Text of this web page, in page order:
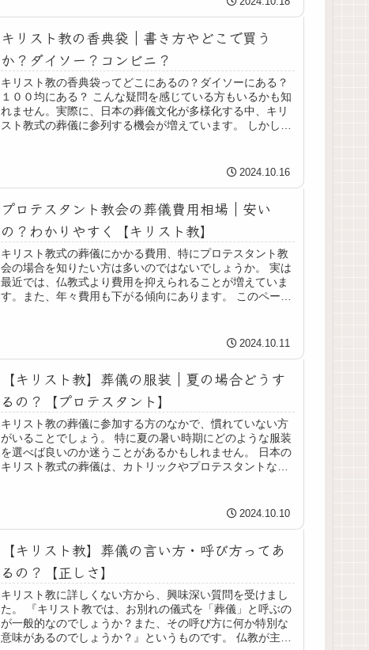
キリスト教の香典袋｜書き方やどこで買う
か？ダイソー？コンビニ？
キリスト教の香典袋ってどこにあるの？ダイソーにある？
１００均にある？ こんな疑問を感じている方もいるかも知
れません。実際に、日本の葬儀文化が多様化する中、キリ
スト教式の葬儀に参列する機会が増えています。 しかし、
2024.10.16
プロテスタント教会の葬儀費用相場｜安い
の？わかりやすく【キリスト教】
キリスト教式の葬儀にかかる費用、特にプロテスタント教
会の場合を知りたい方は多いのではないでしょうか。 実は
最近では、仏教式より費用を抑えられることが増えていま
す。また、年々費用も下がる傾向にあります。 このページ
2024.10.11
【キリスト教】葬儀の服装｜夏の場合どうす
るの？【プロテスタント】
キリスト教の葬儀に参加する方のなかで、慣れていない方
がいることでしょう。 特に夏の暑い時期にどのような服装
を選べば良いのか迷うことがあるかもしれません。 日本の
キリスト教式の葬儀は、カトリックやプロテスタントなど
2024.10.10
【キリスト教】葬儀の言い方・呼び方ってあ
るの？【正しさ】
キリスト教に詳しくない方から、興味深い質問を受けまし
た。 『キリスト教では、お別れの儀式を「葬儀」と呼ぶの
が一般的なのでしょうか？また、その呼び方に何か特別な
意味があるのでしょうか？』というものです。 仏教が主流